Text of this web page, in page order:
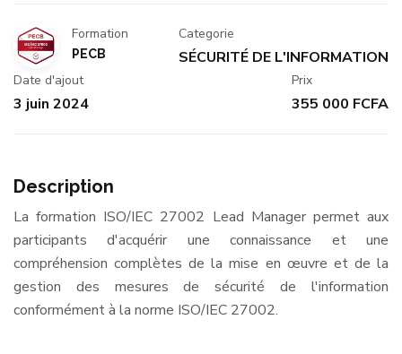
Formation
PECB
Categorie
SÉCURITÉ DE L'INFORMATION
Date d'ajout
3 juin 2024
Prix
355 000 FCFA
Description
La formation ISO/IEC 27002 Lead Manager permet aux
participants d'acquérir une connaissance et une
compréhension complètes de la mise en œuvre et de la
gestion des mesures de sécurité de l'information
conformément à la norme ISO/IEC 27002.